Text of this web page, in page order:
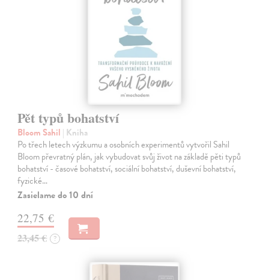
Pět typů bohatství
Bloom Sahil | Kniha
Po třech letech výzkumu a osobních experimentů vytvořil Sahil
Bloom převratný plán, jak vybudovat svůj život na základě pěti typů
bohatství - časové bohatství, sociální bohatství, duševní bohatství,
fyzické…
Zasielame do 10 dní
22,75 €
23,45 € ?